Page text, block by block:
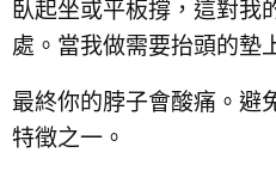
臥起坐或平板撐，這對我
處。當我做需要抬頭的墊
最終你的脖子會酸痛。避
特徵之一。